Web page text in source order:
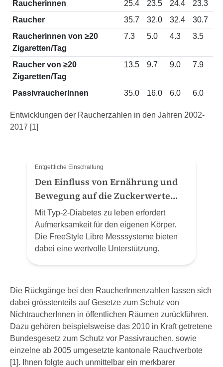
Raucherinnen
25.4 23.5 24.4
23.3
Raucher
35.7 32.0 32.4
30.7
Raucherinnen von ≥20
Zigaretten/Tag
7.3 5.0 4.3 3.5
Raucher von ≥20
Zigaretten/Tag
13.5 9.7 9.0 7.9
PassivraucherInnen 35.0 16.0 6.0 6.0
Entwicklungen der Raucherzahlen in den Jahren 2002-
2017 [1]
Entgeltliche Einschaltung
Den Einfluss von Ernährung und
Bewegung auf die Zuckerwerte
verstehen
Mit Typ-2-Diabetes zu leben erfordert
Aufmerksamkeit für den eigenen Körper.
Die FreeStyle Libre Messsysteme bieten
dabei eine wertvolle Unterstützung.
Die Rückgänge bei den RaucherInnenzahlen lassen sich
dabei grösstenteils auf Gesetze zum Schutz von
NichtraucherInnen in öffentlichen Räumen zurückführen.
Dazu gehören beispielsweise das 2010 in Kraft getretene
Bundesgesetz zum Schutz vor Passivrauchen, sowie
einzelne ab 2005 umgesetzte kantonale Rauchverbote
[1]. Ihnen folgte auch unmittelbar ein merkbarer